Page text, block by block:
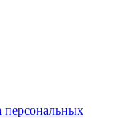
персональных